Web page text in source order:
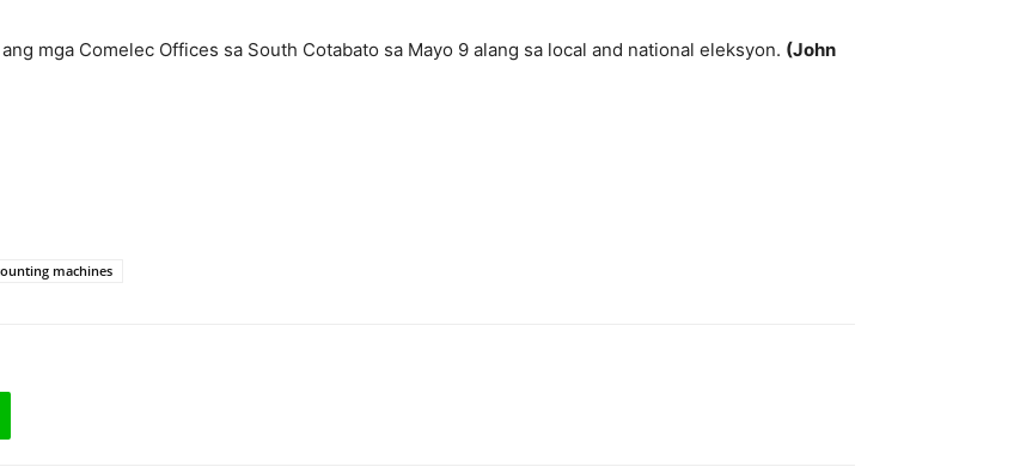
mga Comelec Offices sa South Cotabato sa Mayo 9 alang sa local and national eleksyon. (John
machines